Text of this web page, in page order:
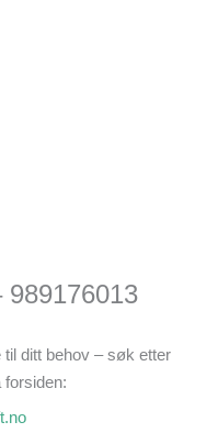
989176013
til ditt behov – søk etter
forsiden: